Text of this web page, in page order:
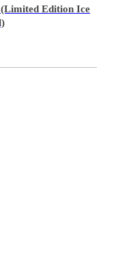
Edition Ice